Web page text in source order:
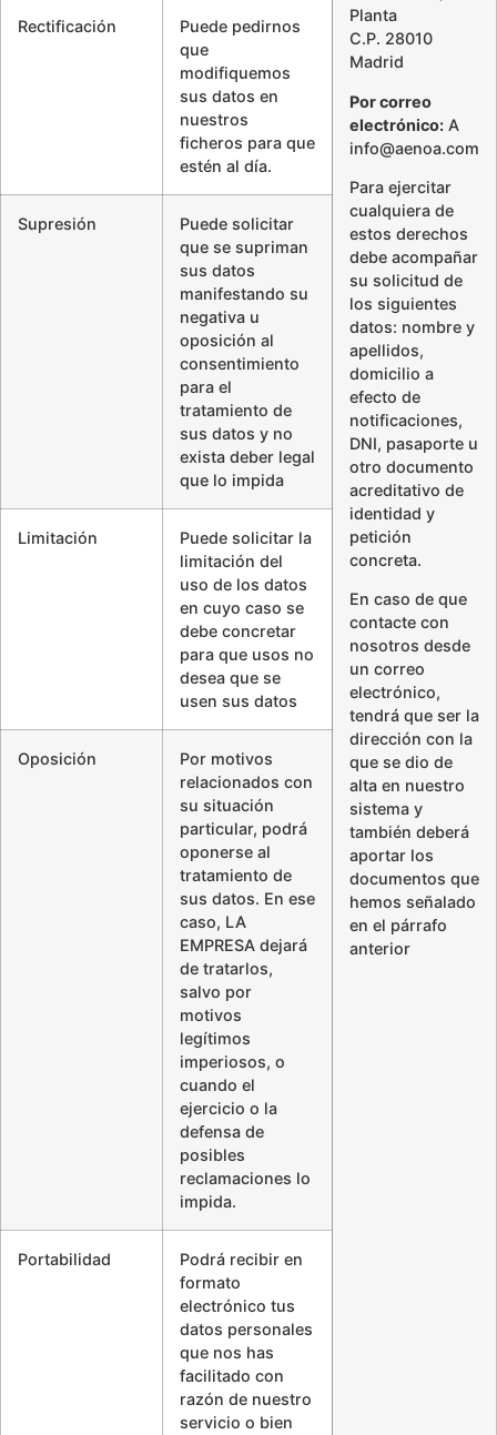
Planta
C.P. 28010
Madrid
Por correo
electrónico: A
info@aenoa.com
Para ejercitar
cualquiera de
estos derechos
debe acompañar
su solicitud de
los siguientes
datos: nombre y
apellidos,
domicilio a
efecto de
notificaciones,
DNI, pasaporte u
otro documento
acreditativo de
identidad y
petición
concreta.
En caso de que
contacte con
nosotros desde
un correo
electrónico,
tendrá que ser la
dirección con la
que se dio de
alta en nuestro
sistema y
también deberá
aportar los
documentos que
hemos señalado
en el párrafo
anterior
Rectificación
Puede pedirnos
que
modifiquemos
sus datos en
nuestros
ficheros para que
estén al día.
Supresión
Puede solicitar
que se supriman
sus datos
manifestando su
negativa u
oposición al
consentimiento
para el
tratamiento de
sus datos y no
exista deber legal
que lo impida
Limitación
Puede solicitar la
limitación del
uso de los datos
en cuyo caso se
debe concretar
para que usos no
desea que se
usen sus datos
Oposición
Por motivos
relacionados con
su situación
particular, podrá
oponerse al
tratamiento de
sus datos. En ese
caso, LA
EMPRESA dejará
de tratarlos,
salvo por
motivos
legítimos
imperiosos, o
cuando el
ejercicio o la
defensa de
posibles
reclamaciones lo
impida.
Portabilidad
Podrá recibir en
formato
electrónico tus
datos personales
que nos has
facilitado con
razón de nuestro
servicio o bien